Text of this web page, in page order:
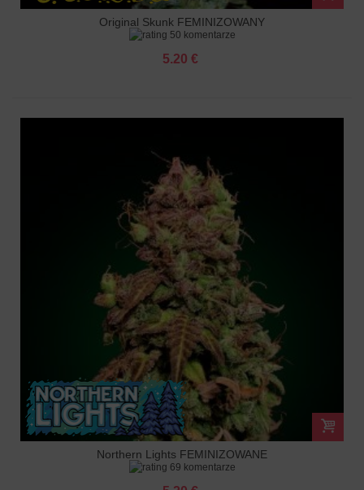
Original Skunk FEMINIZOWANY
50 komentarze
5.20 €
Northern Lights FEMINIZOWANE
69 komentarze